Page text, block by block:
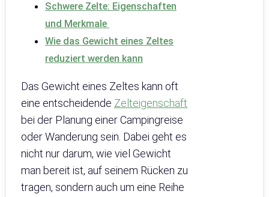
Schwere Zelte: Eigenschaften
und Merkmale
Wie das Gewicht eines Zeltes
reduziert werden kann
Das Gewicht eines Zeltes kann oft
eine entscheidende Zelteigenschaft
bei der Planung einer Campingreise
oder Wanderung sein. Dabei geht es
nicht nur darum, wie viel Gewicht
man bereit ist, auf seinem Rücken zu
tragen, sondern auch um eine Reihe